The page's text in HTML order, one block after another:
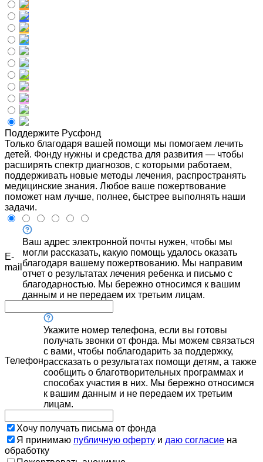
Поддержите Русфонд
Только благодаря вашей помощи мы помогаем лечить
детей. Фонду нужны и средства для развития — чтобы
расширять спектр диагнозов, с которыми работаем,
поддерживать новые методы лечения, распространять
медицинские знания. Любое ваше пожертвование
поможет нам лучше, полнее, быстрее выполнять наши
задачи.
E-
mail
Ваш адрес электронной почты нужен, чтобы мы
могли рассказать, какую помощь удалось оказать
благодаря вашему пожертвованию. Мы направим
отчет о результатах лечения ребенка и письмо с
благодарностью. Мы бережно относимся к вашим
данным и не передаем их третьим лицам.
Телефон
Укажите номер телефона, если вы готовы
получать звонки от фонда. Мы можем связаться
с вами, чтобы поблагодарить за поддержку,
рассказать о результатах помощи детям, а также
сообщить о благотворительных программах и
способах участия в них. Мы бережно относимся
к вашим данным и не передаем их третьим
лицам.
Хочу получать письма от фонда
Я принимаю публичную оферту и даю согласие на
обработку